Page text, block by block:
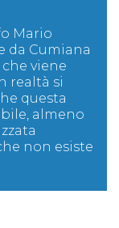
Mario
da Cumiana
viene
realtà si
questa
almeno
non esiste